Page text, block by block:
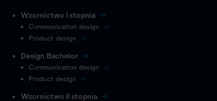
Wzornictwo I stopnia
Communication design
Product design
Design Bachelor
Communication design
Product design
Wzornictwo II stopnia